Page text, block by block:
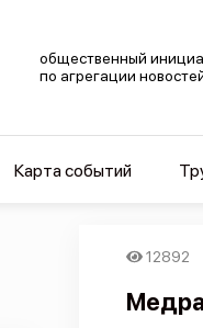
общественный
по агрегации
Карта событий
12892